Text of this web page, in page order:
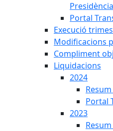
Presidència
Portal
Execució
Modificacions
Compliment
Liquidacions
2024
Portal
2023